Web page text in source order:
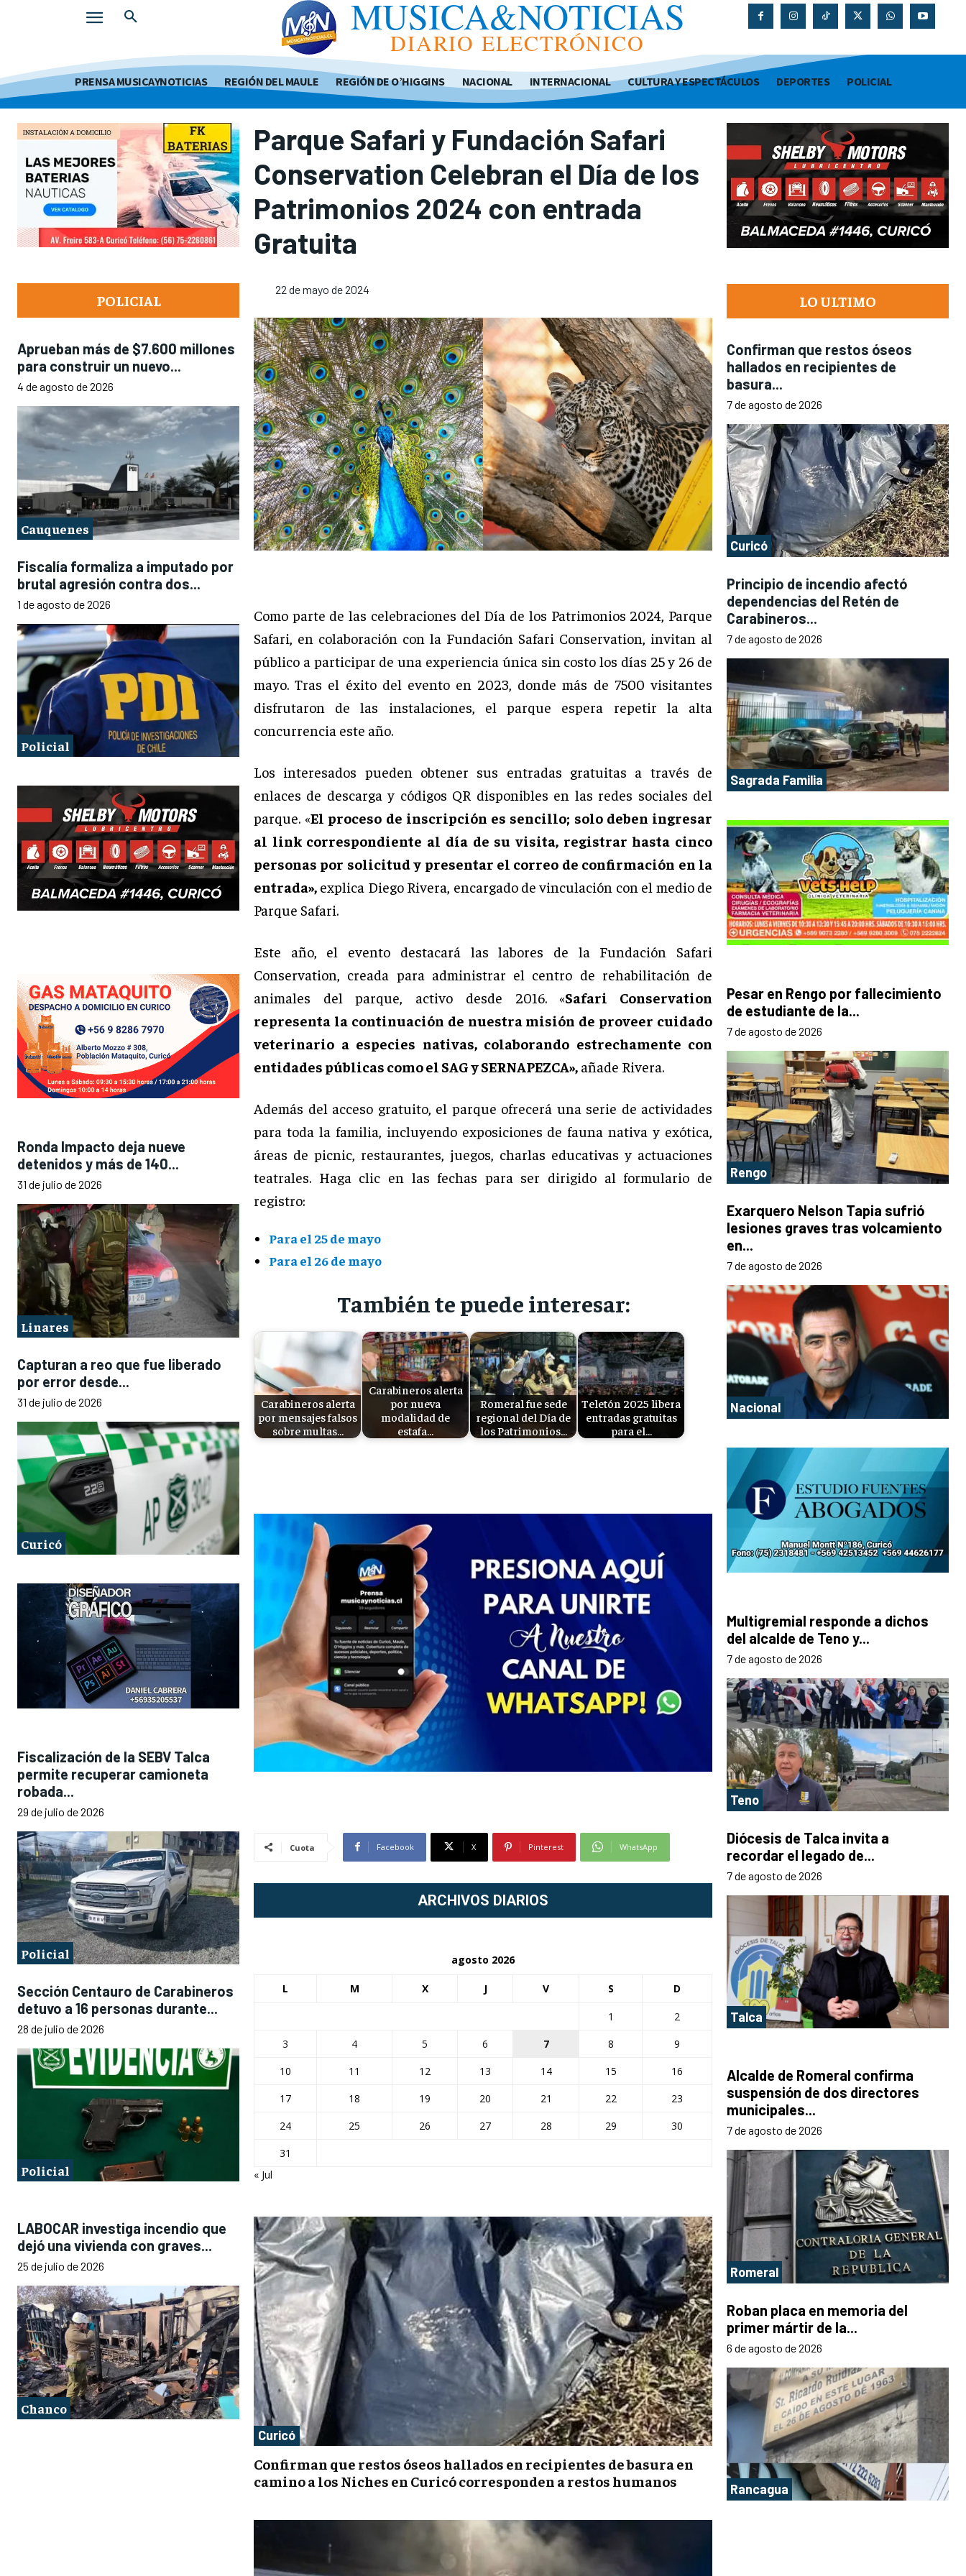
MUSICA&NOTICIAS
DIARIO ELECTRÓNICO
PRENSA MUSICAYNOTICIAS REGIÓN DEL MAULE REGIÓN DE O’HIGGINS NACIONAL INTERNACIONAL CULTURA Y ESPECTÁCULOS DEPORTES POLICIAL
POLICIAL
Aprueban más de $7.600 millones
para construir un nuevo...
4 de agosto de 2026
Cauquenes
Fiscalía formaliza a imputado por
brutal agresión contra dos...
1 de agosto de 2026
Policial
Ronda Impacto deja nueve
detenidos y más de 140...
31 de julio de 2026
Linares
Capturan a reo que fue liberado
por error desde...
31 de julio de 2026
Curicó
Fiscalización de la SEBV Talca
permite recuperar camioneta
robada...
29 de julio de 2026
Policial
Sección Centauro de Carabineros
detuvo a 16 personas durante...
28 de julio de 2026
Policial
LABOCAR investiga incendio que
dejó una vivienda con graves...
25 de julio de 2026
Chanco
Parque Safari y Fundación Safari
Conservation Celebran el Día de los
Patrimonios 2024 con entrada
Gratuita
22 de mayo de 2024
Como parte de las celebraciones del Día de los Patrimonios 2024, Parque
Safari, en colaboración con la Fundación Safari Conservation, invitan al
público a participar de una experiencia única sin costo los días 25 y 26 de
mayo. Tras el éxito del evento en 2023, donde más de 7500 visitantes
disfrutaron de las instalaciones, el parque espera repetir la alta
concurrencia este año.
Los interesados pueden obtener sus entradas gratuitas a través de
enlaces de descarga y códigos QR disponibles en las redes sociales del
parque. «El proceso de inscripción es sencillo; solo deben ingresar
al link correspondiente al día de su visita, registrar hasta cinco
personas por solicitud y presentar el correo de confirmación en la
entrada», explica Diego Rivera, encargado de vinculación con el medio de
Parque Safari.
Este año, el evento destacará las labores de la Fundación Safari
Conservation, creada para administrar el centro de rehabilitación de
animales del parque, activo desde 2016. «Safari Conservation
representa la continuación de nuestra misión de proveer cuidado
veterinario a especies nativas, colaborando estrechamente con
entidades públicas como el SAG y SERNAPEZCA», añade Rivera.
Además del acceso gratuito, el parque ofrecerá una serie de actividades
para toda la familia, incluyendo exposiciones de fauna nativa y exótica,
áreas de picnic, restaurantes, juegos, charlas educativas y actuaciones
teatrales. Haga clic en las fechas para ser dirigido al formulario de
registro:
Para el 25 de mayo
Para el 26 de mayo
También te puede interesar:
Carabineros alerta
por mensajes falsos
sobre multas…
Carabineros alerta
por nueva
modalidad de
estafa…
Romeral fue sede
regional del Día de
los Patrimonios…
Teletón 2025 libera
entradas gratuitas
para el…
Cuota Facebook X Pinterest WhatsApp
ARCHIVOS DIARIOS
agosto 2026
L M X J V S D
1
2
3
4 5 6 7 8
9
10
11 12 13 14 15
16
17
18 19 20 21 22
23
24
25 26 27 28 29
30
31
« Jul
Curicó
Confirman que restos óseos hallados en recipientes de basura en
camino a los Niches en Curicó corresponden a restos humanos
LO ULTIMO
Confirman que restos óseos
hallados en recipientes de
basura...
7 de agosto de 2026
Curicó
Principio de incendio afectó
dependencias del Retén de
Carabineros...
7 de agosto de 2026
Sagrada Familia
Pesar en Rengo por fallecimiento
de estudiante de la...
7 de agosto de 2026
Rengo
Exarquero Nelson Tapia sufrió
lesiones graves tras volcamiento
en...
7 de agosto de 2026
Nacional
Multigremial responde a dichos
del alcalde de Teno y...
7 de agosto de 2026
Teno
Diócesis de Talca invita a
recordar el legado de...
7 de agosto de 2026
Talca
Alcalde de Romeral confirma
suspensión de dos directores
municipales...
7 de agosto de 2026
Romeral
Roban placa en memoria del
primer mártir de la...
6 de agosto de 2026
Rancagua